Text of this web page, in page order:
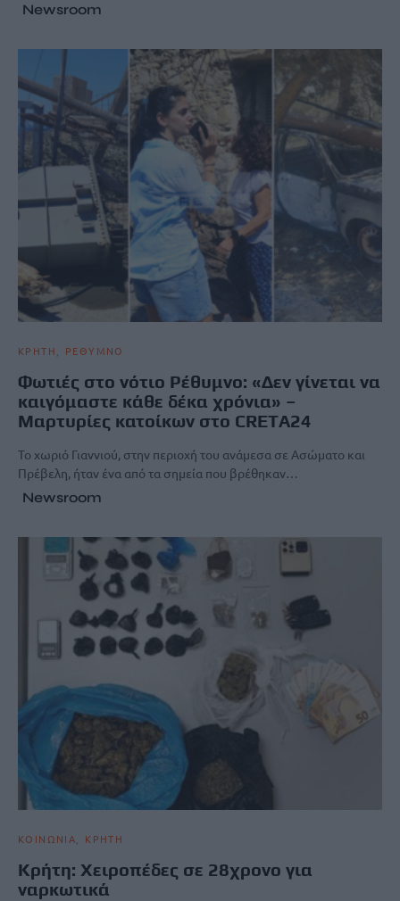
Newsroom
ΚΡΗΤΗ ΡΕΘΥΜΝΟ
Φωτιές στο νότιο Ρέθυμνο: «Δεν γίνεται να
καιγόμαστε κάθε δέκα χρόνια» –
Μαρτυρίες κατοίκων στο CRETA24
Το χωριό Γιαννιού, στην περιοχή του ανάμεσα σε Ασώματο και
Πρέβελη, ήταν ένα από τα σημεία που βρέθηκαν…
Newsroom
ΚΟΙΝΩΝΙΑ ΚΡΗΤΗ
Κρήτη: Χειροπέδες σε 28χρονο για
ναρκωτικά